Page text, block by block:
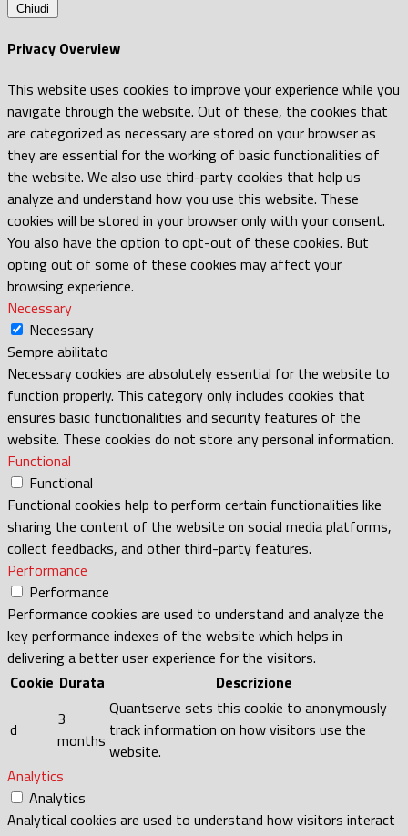
Chiudi
Privacy Overview
This website uses cookies to improve your experience while you
navigate through the website. Out of these, the cookies that
are categorized as necessary are stored on your browser as
they are essential for the working of basic functionalities of
the website. We also use third-party cookies that help us
analyze and understand how you use this website. These
cookies will be stored in your browser only with your consent.
You also have the option to opt-out of these cookies. But
opting out of some of these cookies may affect your
browsing experience.
Necessary
Necessary
Sempre abilitato
Necessary cookies are absolutely essential for the website to
function properly. This category only includes cookies that
ensures basic functionalities and security features of the
website. These cookies do not store any personal information.
Functional
Functional
Functional cookies help to perform certain functionalities like
sharing the content of the website on social media platforms,
collect feedbacks, and other third-party features.
Performance
Performance
Performance cookies are used to understand and analyze the
key performance indexes of the website which helps in
delivering a better user experience for the visitors.
Cookie Durata Descrizione
d
3
months
Quantserve sets this cookie to anonymously
track information on how visitors use the
website.
Analytics
Analytics
Analytical cookies are used to understand how visitors interact